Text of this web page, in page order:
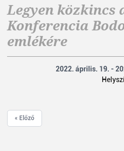
Legyen közkincs
Konferencia
emlékére
2022. április. 19. -
« Előző